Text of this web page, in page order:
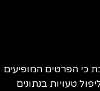
כי הפרטים המופיעים
טעויות בנתונים